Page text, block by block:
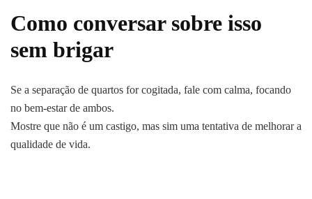
Como conversar sobre isso
sem brigar
Se a separação de quartos for cogitada, fale com calma, focando
no bem-estar de ambos.
Mostre que não é um castigo, mas sim uma tentativa de melhorar a
qualidade de vida.